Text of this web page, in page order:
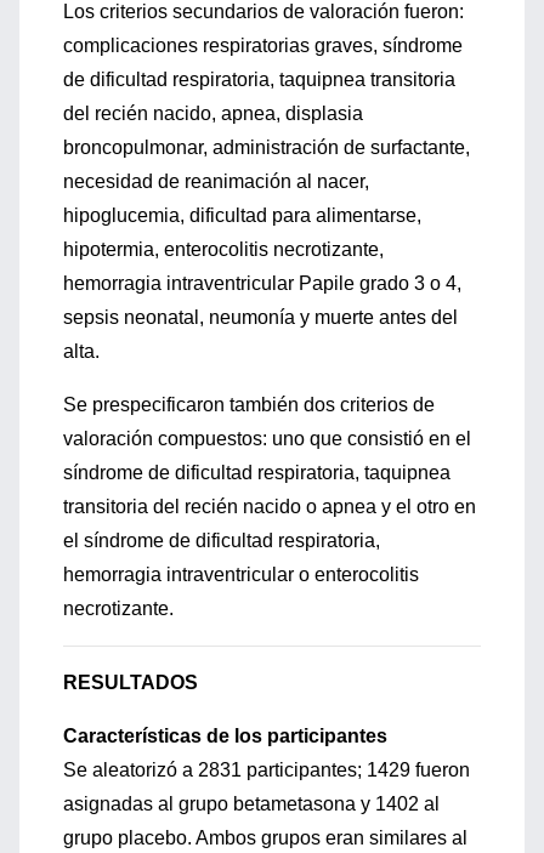
Los criterios secundarios de valoración fueron:
complicaciones respiratorias graves, síndrome
de dificultad respiratoria, taquipnea transitoria
del recién nacido, apnea, displasia
broncopulmonar, administración de surfactante,
necesidad de reanimación al nacer,
hipoglucemia, dificultad para alimentarse,
hipotermia, enterocolitis necrotizante,
hemorragia intraventricular Papile grado 3 o 4,
sepsis neonatal, neumonía y muerte antes del
alta.
Se prespecificaron también dos criterios de
valoración compuestos: uno que consistió en el
síndrome de dificultad respiratoria, taquipnea
transitoria del recién nacido o apnea y el otro en
el síndrome de dificultad respiratoria,
hemorragia intraventricular o enterocolitis
necrotizante.
RESULTADOS
Características de los participantes
Se aleatorizó a 2831 participantes; 1429 fueron
asignadas al grupo betametasona y 1402 al
grupo placebo. Ambos grupos eran similares al